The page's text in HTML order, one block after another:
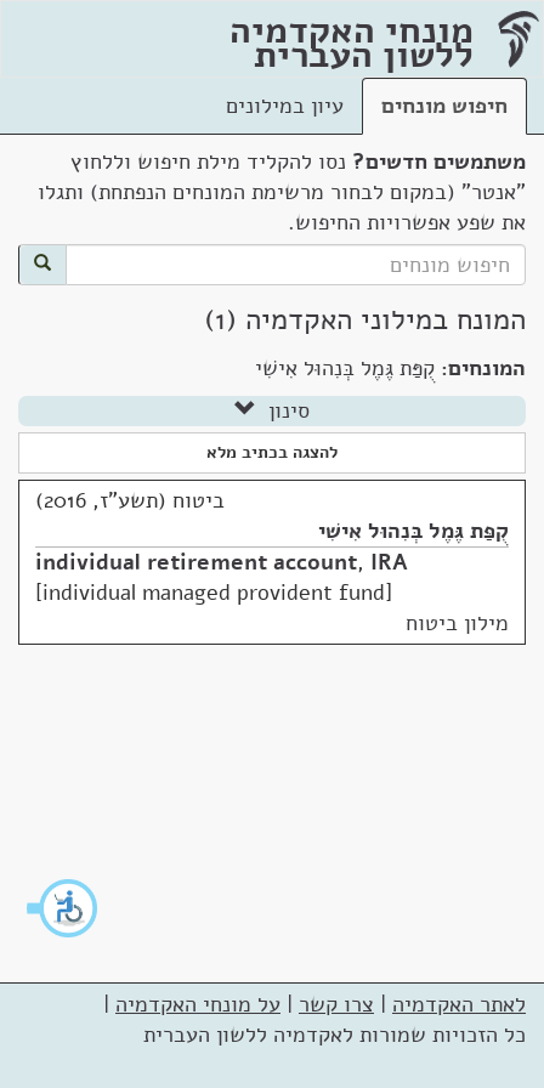
מונחי האקדמיה
ללשון העברית
חיפוש מונחים
עיון במילונים
משתמשים חדשים? נסו להקליד מילת חיפוש וללחוץ
"אנטר" (במקום לבחור מרשימת המונחים הנפתחת) ותגלו
את שפע אפשרויות החיפוש.
המונח במילוני האקדמיה (1)
המונחים: קֻפַּת גֶּמֶל בְּנִהוּל אִישִׁי
סינון
להצגה בכתיב מלא
ביטוח (תשע"ז, 2016)
קֻפַּת גֶּמֶל בְּנִהוּל אִישִׁי
individual retirement account, IRA
individual managed provident fund
מילון ביטוח
לאתר האקדמיה | צרו קשר | על מונחי האקדמיה |
כל הזכויות שמורות לאקדמיה ללשון העברית